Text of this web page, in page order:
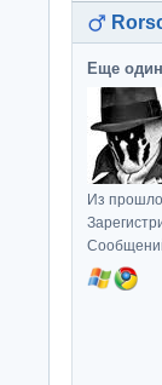
Еще
Из